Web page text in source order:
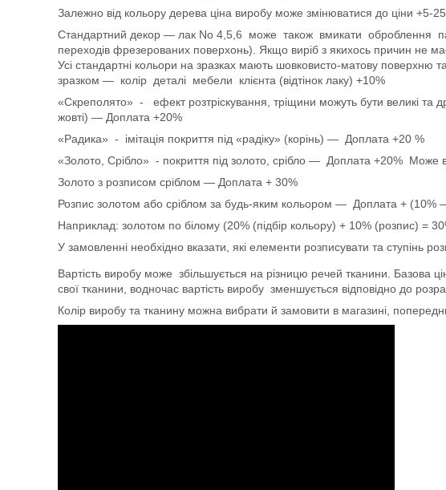
Залежно від кольору дерева ціна виробу може змінюватися до ціни +5-
Стандартний декор — лак No 4,5,6 може також вмикати оброблення
переходів фрезерованих поверхонь). Якщо виріб з якихось причин не
Усі стандартні кольори на зразках мають шовковисто-матову поверхню
зразком — колір деталі мебели клієнта (відтінок лаку) +10%
«Скреполято» - ефект розтріскування, тріщини можуть бути великі та
жовті) — Доплата +20%
«Радика» - імітація покриття під «радіку» (корінь) — Доплата +20 %
«Золото, Срібло» - покриття під золото, срібло — Доплата +20% Може
Золото з розписом сріблом — Доплата + 30%
Розпис золотом або сріблом за будь-яким кольором — Доплата + (10%
Наприклад: золотом по білому (20% (підбір кольору) + 10% (розпис) =
У замовленні необхідно вказати, які елементи розписувати та ступінь
Вартість виробу може збільшується на різницю речей тканини. Базова
свої тканини, водночас вартість виробу зменшується відповідно до
Колір виробу та тканину можна вибрати й замовити в магазині,